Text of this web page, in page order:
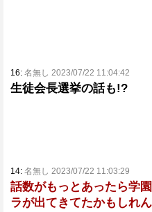
16: 名無し 2023/07/22 11:04:42
生徒会長選挙の話も!?
14: 名無し 2023/07/22 11:03:29
話数がもっとあったら学
ラが出てきてたかもしれん